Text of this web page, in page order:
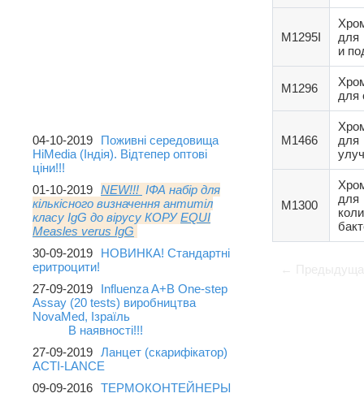
04-10-2019
Поживні середовища
HiMedia (Індія). Відтепер оптові
ціни!!!
01-10-2019 NEW!!! ІФА набір для
кількісного визначення антитіл
класу IgG до вірусу КОРУEQUI
Measles verus IgG
30-09-2019
НОВИНКА! Стандартні
еритроцити!
27-09-2019
Influenza A+B One-step
Assay (20 tests) виробництва
NovaMed, Ізраїль
В наявності!!!
27-09-2019 Ланцет (скарифікатор)
ACTI-LANCE
09-09-2016 ТЕРМОКОНТЕЙНЕРЫ
M1295I
для
и
M1296
для
M1466
для
M1300
для